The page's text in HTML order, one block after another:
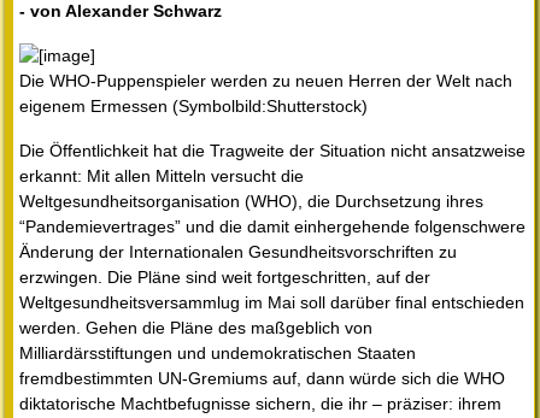
- von Alexander Schwarz
Die WHO-Puppenspieler werden zu neuen Herren der Welt nach
eigenem Ermessen (Symbolbild:Shutterstock)
Die Öffentlichkeit hat die Tragweite der Situation nicht ansatzweise
erkannt: Mit allen Mitteln versucht die
Weltgesundheitsorganisation (WHO), die Durchsetzung ihres
“Pandemievertrages” und die damit einhergehende folgenschwere
Änderung der Internationalen Gesundheitsvorschriften zu
erzwingen. Die Pläne sind weit fortgeschritten, auf der
Weltgesundheitsversammlug im Mai soll darüber final entschieden
werden. Gehen die Pläne des maßgeblich von
Milliardärsstiftungen und undemokratischen Staaten
fremdbestimmten UN-Gremiums auf, dann würde sich die WHO
diktatorische Machtbefugnisse sichern, die ihr – präziser: ihrem